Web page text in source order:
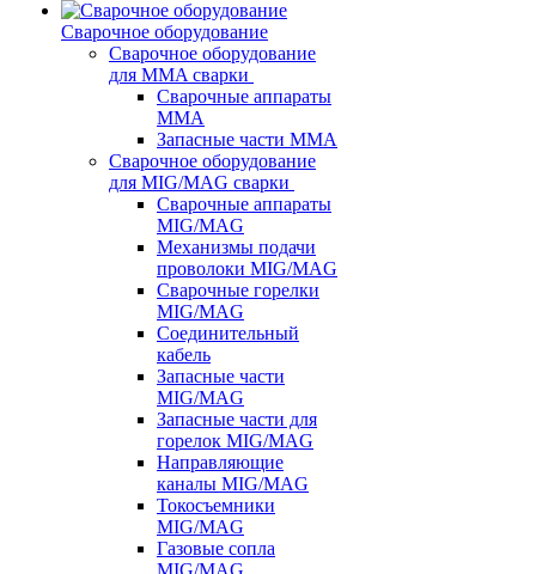
Сварочное оборудование
Сварочное оборудование
для MMA сварки
Сварочные аппараты
MMA
Запасные части MMA
Сварочное оборудование
для MIG/MAG сварки
Сварочные аппараты
MIG/MAG
Механизмы подачи
проволоки MIG/MAG
Сварочные горелки
MIG/MAG
Соединительный
кабель
Запасные части
MIG/MAG
Запасные части для
горелок MIG/MAG
Направляющие
каналы MIG/MAG
Токосъемники
MIG/MAG
Газовые сопла
MIG/MAG